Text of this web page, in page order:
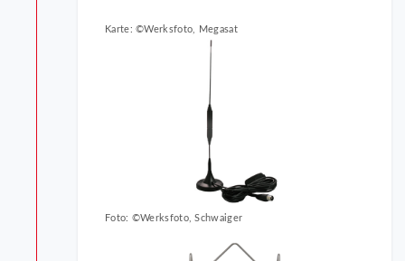
Karte: ©Werksfoto, Megasat
Foto: ©Werksfoto, Schwaiger